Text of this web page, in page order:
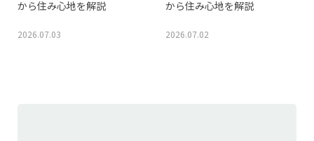
から住み心地を解説
2026.07.03
から住み心地を解説
2026.07.02